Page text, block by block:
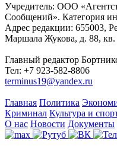
Учредитель: ООО
Сообщений». Категория
Адрес редакции: 655003,
Маршала Жукова, д. 88, кв.
Главный редактор
Тел: +7 923-582-8806
terminus19@yandex.ru
Главная Политика
Криминал Культура и
О нас Новости Документы